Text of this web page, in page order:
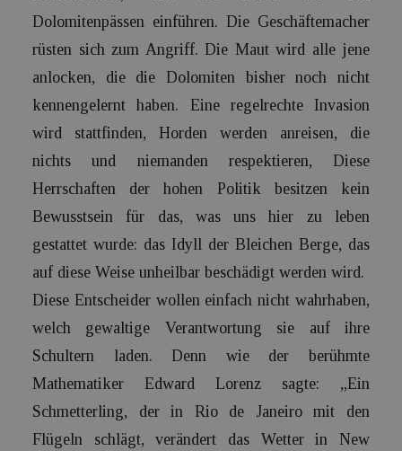
Dolomitenpässen einführen. Die Geschäftemacher
rüsten sich zum Angriff. Die Maut wird alle jene
anlocken, die die Dolomiten bisher noch nicht
kennengelernt haben. Eine regelrechte Invasion
wird stattfinden, Horden werden anreisen, die
nichts und niemanden respektieren, Diese
Herrschaften der hohen Politik besitzen kein
Bewusstsein für das, was uns hier zu leben
gestattet wurde: das Idyll der Bleichen Berge, das
auf diese Weise unheilbar beschädigt werden wird.
Diese Entscheider wollen einfach nicht wahrhaben,
welch gewaltige Verantwortung sie auf ihre
Schultern laden. Denn wie der berühmte
Mathematiker Edward Lorenz sagte: „Ein
Schmetterling, der in Rio de Janeiro mit den
Flügeln schlägt, verändert das Wetter in New